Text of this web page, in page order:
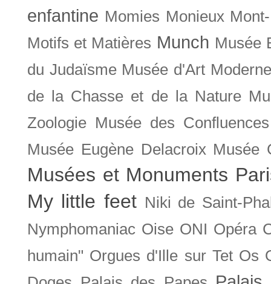
enfantine Momies Monieux
Motifs et Matières Munch Musée
du Judaïsme Musée d'Art
de la Chasse et de la Nature
Zoologie Musée des Confluences
Musée Eugène Delacroix Musée
Musées et Monuments
My little feet Niki de Saint-
Nymphomaniac Oise ONI Opéra
humain" Orgues d'Ille sur Tet Os